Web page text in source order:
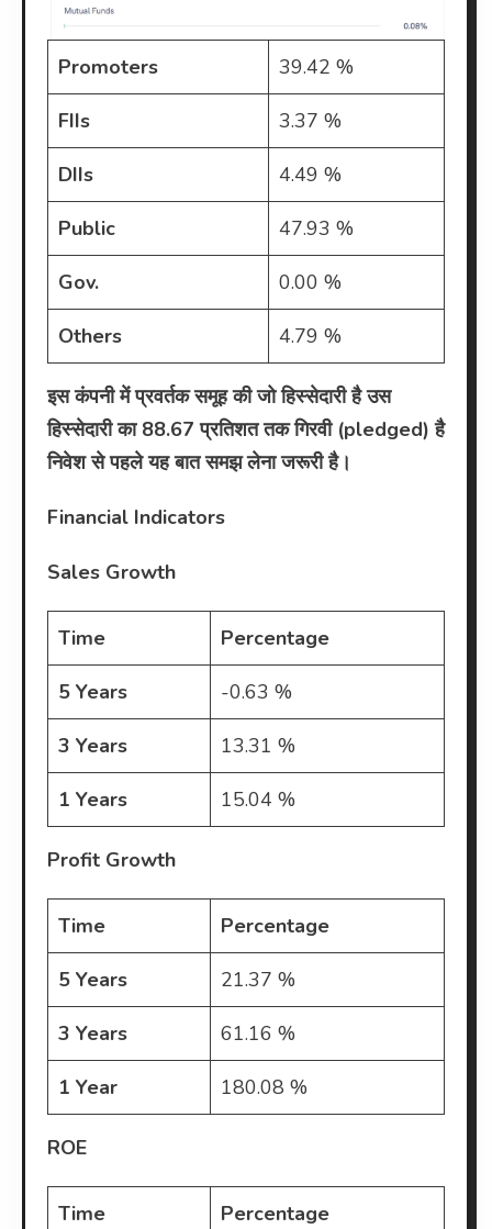
Promoters 39.42 %
FIIs 3.37 %
DIIs 4.49 %
Public 47.93 %
Gov. 0.00 %
Others 4.79 %
इस कंपनी में प्रवर्तक समूह की जो हिस्सेदारी है उस
हिस्सेदारी का 88.67 प्रतिशत तक गिरवी (pledged) है
निवेश से पहले यह बात समझ लेना जरूरी है।
Financial Indicators
Sales Growth
Time Percentage
5 Years -0.63 %
3 Years 13.31 %
1 Years 15.04 %
Profit Growth
Time Percentage
5 Years 21.37 %
3 Years 61.16 %
1 Year 180.08 %
ROE
Time Percentage